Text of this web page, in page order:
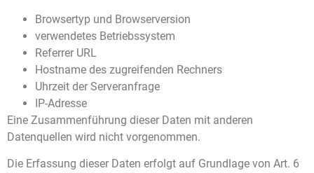
Browsertyp und Browserversion
verwendetes Betriebssystem
Referrer URL
Hostname des zugreifenden Rechners
Uhrzeit der Serveranfrage
IP-Adresse
Eine Zusammenführung dieser Daten mit anderen
Datenquellen wird nicht vorgenommen.
Die Erfassung dieser Daten erfolgt auf Grundlage von Art. 6